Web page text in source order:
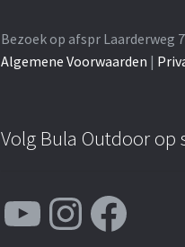
Bezoek op afspr Laarderweg
Algemene Voorwaarden |
Volg Bula Outdoor op
YouTube Instagram Facebook